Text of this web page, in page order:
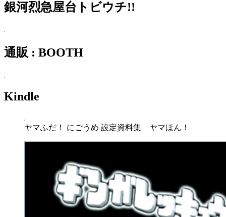
銀河烈急屋台トビウチ!!
通販 : BOOTH
Kindle
ヤマふだ！ にごうめ 設定資料集 ヤマほん！